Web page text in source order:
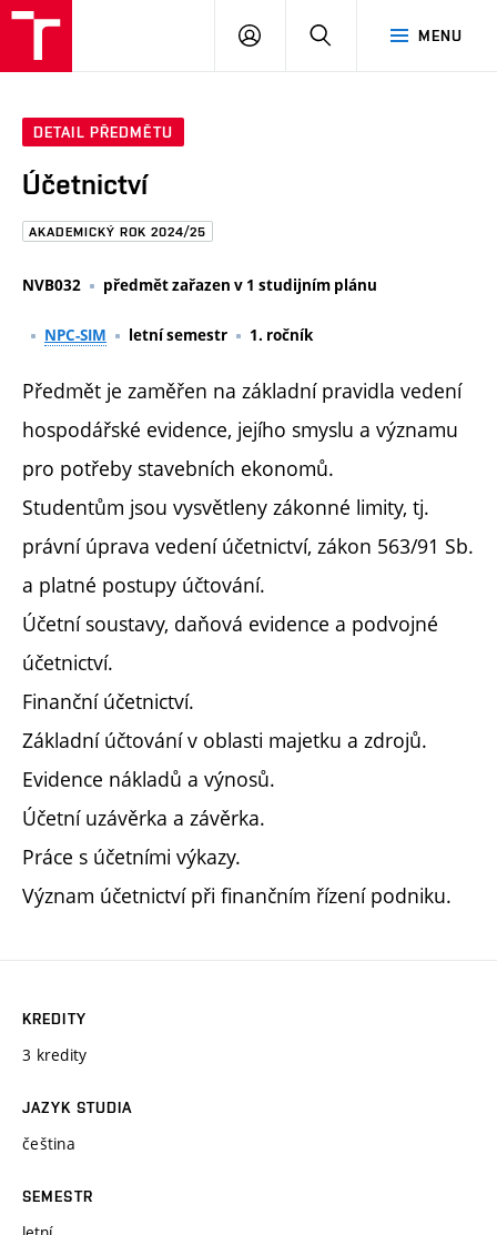
Brno
MENU
PŘIHLÁSIT
DETAIL PŘEDMĚTU
Účetnictví
AKADEMICKÝ ROK 2024/25
NVB032 předmět zařazen v 1 studijním plánu
NPC-SIM letní semestr 1. ročník
Předmět je zaměřen na základní pravidla vedení
hospodářské evidence, jejího smyslu a významu
pro potřeby stavebních ekonomů.
Studentům jsou vysvětleny zákonné limity, tj.
právní úprava vedení účetnictví, zákon 563/91 Sb.
a platné postupy účtování.
Účetní soustavy, daňová evidence a podvojné
účetnictví.
Finanční účetnictví.
Základní účtování v oblasti majetku a zdrojů.
Evidence nákladů a výnosů.
Účetní uzávěrka a závěrka.
Práce s účetními výkazy.
Význam účetnictví při finančním řízení podniku.
KREDITY
3 kredity
JAZYK STUDIA
čeština
SEMESTR